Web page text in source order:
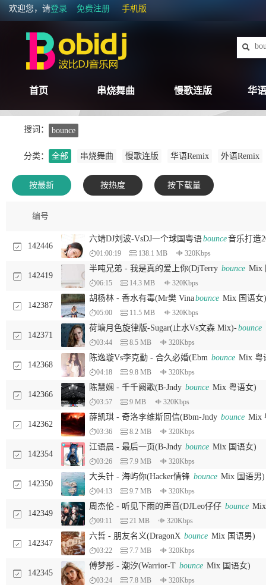
欢迎您，请登录 免费注册 手机版
首页 串烧舞曲 慢歌连版 华
搜词： bounce
分类： 全部 串烧舞曲 慢歌连版 华语Remix 外语Remix
按最新 按热度 按下载量
编号
142446
六靖DJ刘波-VsDJ一个球国粤语bounce音乐打造
01:00:19 138.1 MB 320Kbps
142419
半吨兄弟 - 我是真的爱上你(DjTerry bounce Mix
06:15 14.3 MB 320Kbps
142387
胡杨林 - 香水有毒(Mr樊 Vinabounce Mix 国语女
05:00 11.5 MB 320Kbps
142371
荷塘月色旋律版-Sugar(止水Vs文森 Mix)-bounce
03:44 8.5 MB 320Kbps
142368
陈逸璇Vs李克勤 - 合久必婚(Ebm bounce Mix 粤
04:18 9.8 MB 320Kbps
142366
陈慧娴 - 千千阙歌(B-Jndy bounce Mix 粤语女)
03:57 9 MB 320Kbps
142362
薛凯琪 - 奇洛李维斯回信(Bbm-Jndy bounce Mix
03:36 8.2 MB 320Kbps
142354
江语晨 - 最后一页(B-Jndy bounce Mix 国语女)
03:26 7.9 MB 320Kbps
142350
大头针 - 海屿你(Hacker情锋 bounce Mix 国语男)
04:13 9.7 MB 320Kbps
142349
周杰伦 - 听见下雨的声音(DJLeo仔仔 bounce
09:11 21 MB 320Kbps
142347
六哲 - 朋友名义(DragonX bounce Mix 国语男)
03:22 7.7 MB 320Kbps
142345
傅梦彤 - 潮汐(Warrior-T bounce Mix 国语女)
03:24 7.8 MB 320Kbps